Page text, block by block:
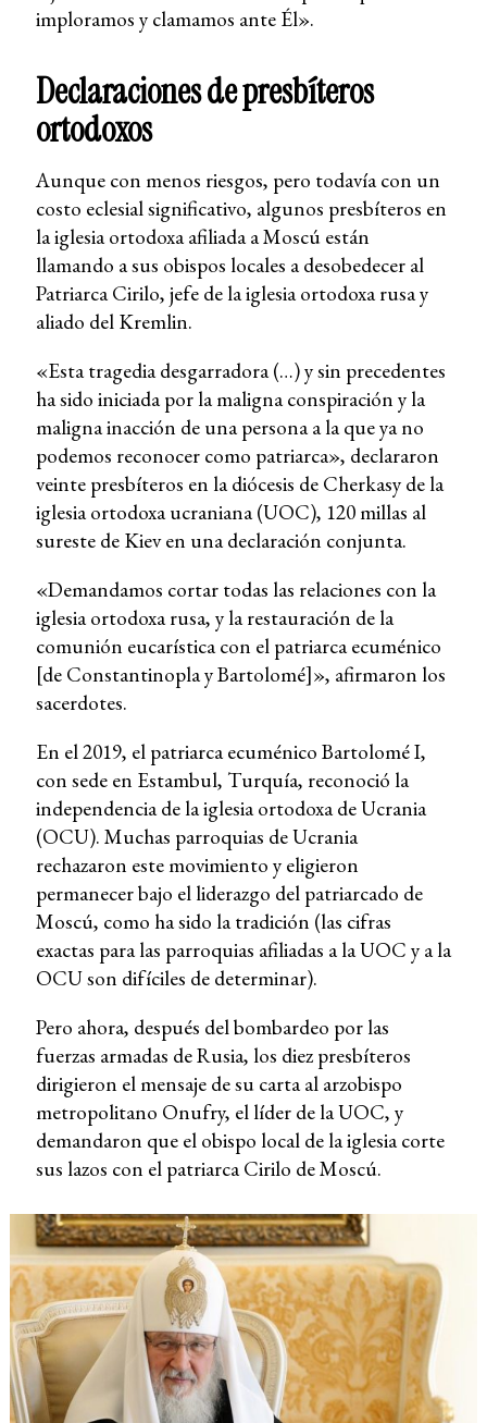
imploramos y clamamos ante Él».
Declaraciones de presbíteros
ortodoxos
Aunque con menos riesgos, pero todavía con un
costo eclesial significativo, algunos presbíteros en
la iglesia ortodoxa afiliada a Moscú están
llamando a sus obispos locales a desobedecer al
Patriarca Cirilo, jefe de la iglesia ortodoxa rusa y
aliado del Kremlin.
«Esta tragedia desgarradora (…) y sin precedentes
ha sido iniciada por la maligna conspiración y la
maligna inacción de una persona a la que ya no
podemos reconocer como patriarca», declararon
veinte presbíteros en la diócesis de Cherkasy de la
iglesia ortodoxa ucraniana (UOC), 120 millas al
sureste de Kiev en una declaración conjunta.
«Demandamos cortar todas las relaciones con la
iglesia ortodoxa rusa, y la restauración de la
comunión eucarística con el patriarca ecuménico
[de Constantinopla y Bartolomé]», afirmaron los
sacerdotes.
En el 2019, el patriarca ecuménico Bartolomé I,
con sede en Estambul, Turquía, reconoció la
independencia de la iglesia ortodoxa de Ucrania
(OCU). Muchas parroquias de Ucrania
rechazaron este movimiento y eligieron
permanecer bajo el liderazgo del patriarcado de
Moscú, como ha sido la tradición (las cifras
exactas para las parroquias afiliadas a la UOC y a la
OCU son difíciles de determinar).
Pero ahora, después del bombardeo por las
fuerzas armadas de Rusia, los diez presbíteros
dirigieron el mensaje de su carta al arzobispo
metropolitano Onufry, el líder de la UOC, y
demandaron que el obispo local de la iglesia corte
sus lazos con el patriarca Cirilo de Moscú.